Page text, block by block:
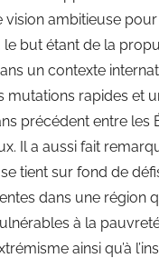
vision ambitieuse pour
le but étant de la
un contexte
mutations rapides et
précédent entre les
Il a aussi fait
tient sur fond de
dans une région
à la
ainsi qu’à